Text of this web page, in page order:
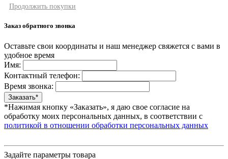
Продолжить покупки
Заказ обратного звонка
Оставьте свои координаты и наш менеджер свяжется с вами в
удобное время
Имя:
Контактный телефон:
Время звонка:
*Нажимая кнопку «Заказать», я даю свое согласие на
обработку моих персональных данных, в соответствии с
политикой в отношении обработки персональных данных
Задайте параметры товара